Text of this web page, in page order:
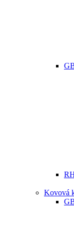
Kovová